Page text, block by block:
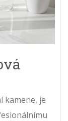
kamene, je